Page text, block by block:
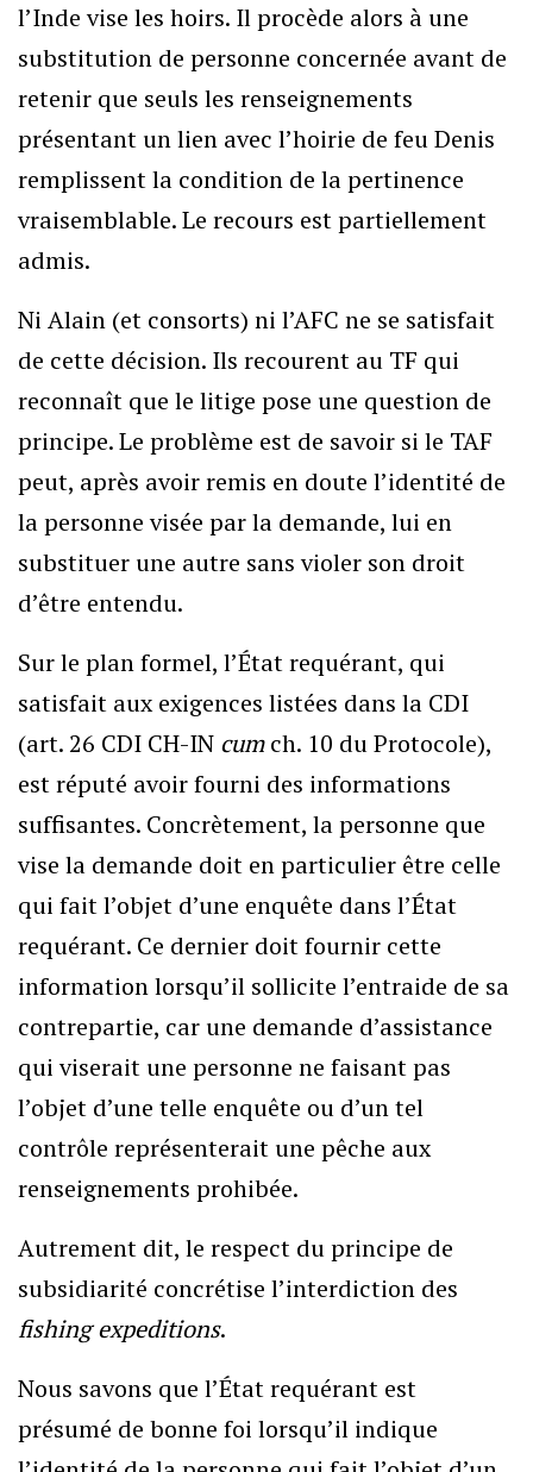
l’Inde vise les hoirs. Il procède alors à une
substitution de personne concernée avant de
retenir que seuls les renseignements
présentant un lien avec l’hoirie de feu Denis
remplissent la condition de la pertinence
vraisemblable. Le recours est partiellement
admis.
Ni Alain (et consorts) ni l’AFC ne se satisfait
de cette décision. Ils recourent au TF qui
reconnaît que le litige pose une question de
principe. Le problème est de savoir si le TAF
peut, après avoir remis en doute l’identité de
la personne visée par la demande, lui en
substituer une autre sans violer son droit
d’être entendu.
Sur le plan formel, l’État requérant, qui
satisfait aux exigences listées dans la CDI
(art. 26 CDI CH-IN cumch. 10 du Protocole),
est réputé avoir fourni des informations
suffisantes. Concrètement, la personne que
vise la demande doit en particulier être celle
qui fait l’objet d’une enquête dans l’État
requérant. Ce dernier doit fournir cette
information lorsqu’il sollicite l’entraide de sa
contrepartie, car une demande d’assistance
qui viserait une personne ne faisant pas
l’objet d’une telle enquête ou d’un tel
contrôle représenterait une pêche aux
renseignements prohibée.
Autrement dit, le respect du principe de
subsidiarité concrétise l’interdiction des
fishing expeditions.
Nous savons que l’État requérant est
présumé de bonne foi lorsqu’il indique